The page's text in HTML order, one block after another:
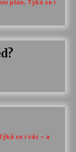
plán. Týká se i
se i vás – a